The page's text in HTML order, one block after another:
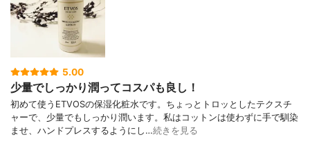
5.00
少量でしっかり潤ってコスパも良し！
初めて使うETVOSの保湿化粧水です。ちょっとトロッとしたテクスチ
ャーで、少量でもしっかり潤います。私はコットンは使わずに手で馴染
ませ、ハンドプレスするようにし…続きを見る